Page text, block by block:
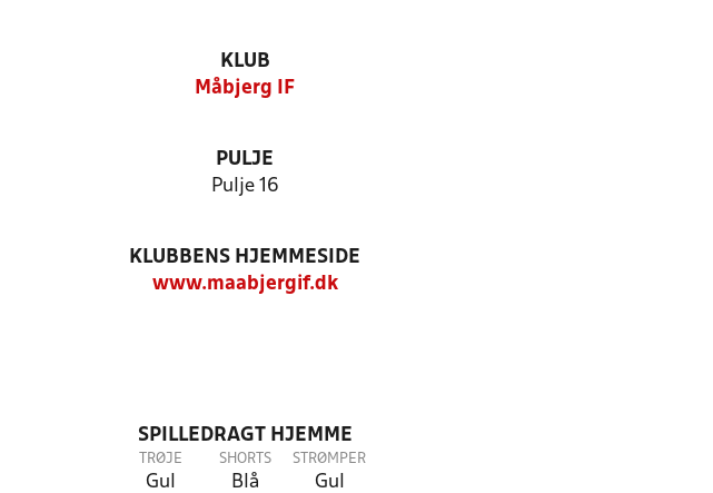
KLUB
Måbjerg IF
PULJE
Pulje 16
KLUBBENS HJEMMESIDE
www.maabjergif.dk
SPILLEDRAGT HJEMME
TRØJE
Gul
SHORTS
Blå
STRØMPER
Gul